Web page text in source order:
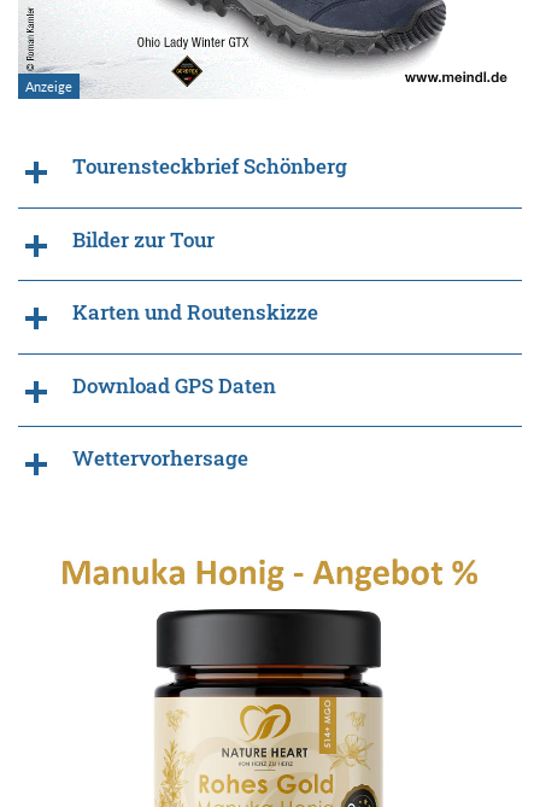
Tourensteckbrief Schönberg
Bilder zur Tour
Karten und Routenskizze
Download GPS Daten
Wettervorhersage